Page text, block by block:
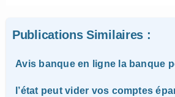
Publications Similaires :
Avis banque en ligne la banque
l’état peut vider vos comptes